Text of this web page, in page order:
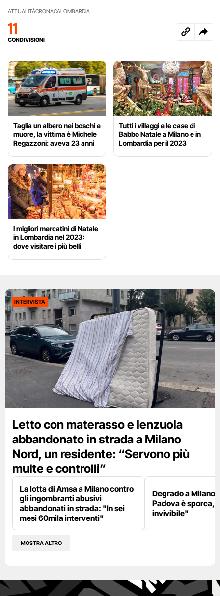
ATTUALITÀCRONACALOMBARDIA
11
CONDIVISIONI
Taglia un albero nei boschi e
muore, la vittima è Michele
Regazzoni: aveva 23 anni
Tutti i villaggi e le case di
Babbo Natale a Milano e in
Lombardia per il 2023
I migliori mercatini di Natale
in Lombardia nel 2023:
dove visitare i più belli
INTERVISTA
Letto con materasso e lenzuola
abbandonato in strada a Milano
Nord, un residente: “Servono più
multe e controlli”
La lotta di Amsa a Milano contro
gli ingombranti abusivi
abbandonati in strada: "In sei
mesi 60mila interventi"
Degrado a Milano
Padova è sporca,
invivibile"
MOSTRA ALTRO